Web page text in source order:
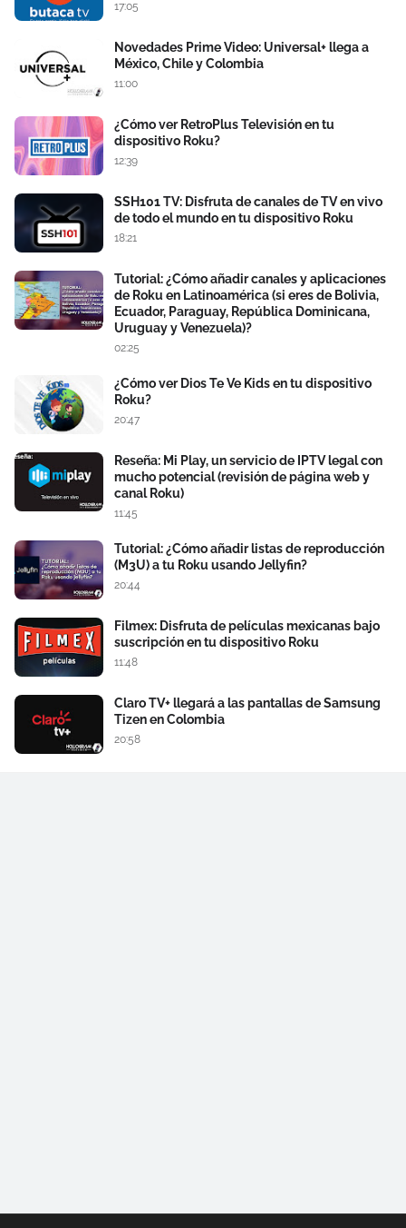
17:05
Novedades Prime Video: Universal+ llega a
México, Chile y Colombia
11:00
¿Cómo ver RetroPlus Televisión en tu
dispositivo Roku?
12:39
SSH101 TV: Disfruta de canales de TV en vivo
de todo el mundo en tu dispositivo Roku
18:21
Tutorial: ¿Cómo añadir canales y aplicaciones
de Roku en Latinoamérica (si eres de Bolivia,
Ecuador, Paraguay, República Dominicana,
Uruguay y Venezuela)?
02:25
¿Cómo ver Dios Te Ve Kids en tu dispositivo
Roku?
20:47
Reseña: Mi Play, un servicio de IPTV legal con
mucho potencial (revisión de página web y
canal Roku)
11:45
Tutorial: ¿Cómo añadir listas de reproducción
(M3U) a tu Roku usando Jellyfin?
20:44
Filmex: Disfruta de películas mexicanas bajo
suscripción en tu dispositivo Roku
11:48
Claro TV+ llegará a las pantallas de Samsung
Tizen en Colombia
20:58